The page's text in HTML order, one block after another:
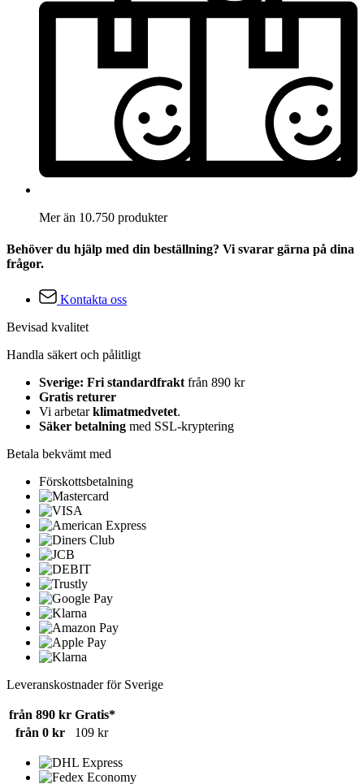
Mer än 10.750 produkter
Behöver du hjälp med din beställning? Vi svarar gärna på dina
frågor.
Kontakta oss
Bevisad kvalitet
Handla säkert och pålitligt
Sverige: Fri standardfrakt från 890 kr
Gratis returer
Vi arbetarklimatmedvetet.
Säker betalning med SSL-kryptering
Betala bekvämt med
Förskottsbetalning
Leveranskostnader för Sverige
från 890 kr Gratis*
från 0 kr
109 kr